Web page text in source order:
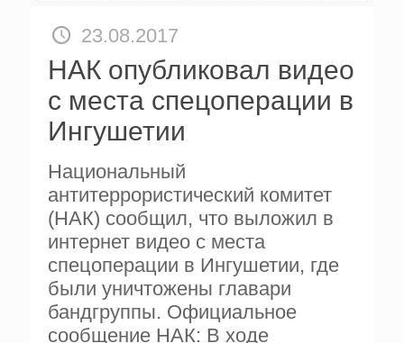
23.08.2017
НАК опубликовал видео
с места спецоперации в
Ингушетии
Национальный
антитеррористический комитет
(НАК) сообщил, что выложил в
интернет видео с места
спецоперации в Ингушетии, где
были уничтожены главари
бандгруппы. Официальное
сообщение НАК: В ходе